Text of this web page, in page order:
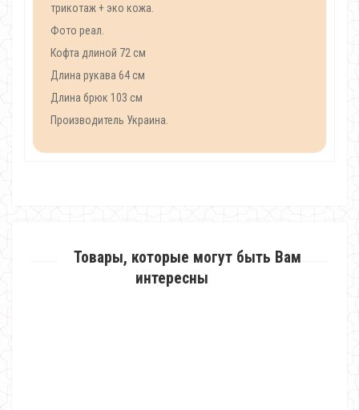
трикотаж + эко кожа.
Фото реал.
Кофта длиной 72 см
Длина рукава 64 см
Длина брюк 103 см
Производитель Украина.
Товары, которые могут быть Вам
интересны